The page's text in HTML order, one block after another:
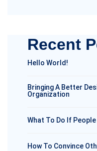
Recent
Hello World!
Bringing A Better
Organization
What To Do If
How To Convince